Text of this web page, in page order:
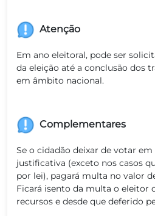
Atenção
Em ano eleitoral, pode ser
da eleição até a conclusão dos
em âmbito nacional.
Complementares
Se o cidadão deixar de votar
justificativa (exceto nos casos
por lei), pagará multa no valor
Ficará isento da multa o eleitor
recursos e desde que deferido